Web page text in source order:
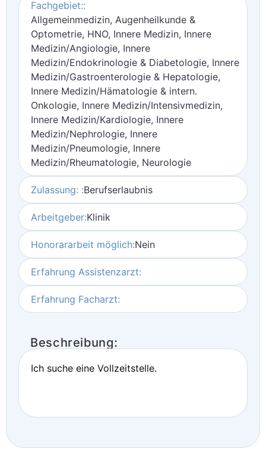
Fachgebiet::
Allgemeinmedizin, Augenheilkunde &
Optometrie, HNO, Innere Medizin, Innere
Medizin/Angiologie, Innere
Medizin/Endokrinologie & Diabetologie, Innere
Medizin/Gastroenterologie & Hepatologie,
Innere Medizin/Hämatologie & intern.
Onkologie, Innere Medizin/Intensivmedizin,
Innere Medizin/Kardiologie, Innere
Medizin/Nephrologie, Innere
Medizin/Pneumologie, Innere
Medizin/Rheumatologie, Neurologie
Zulassung: :Berufserlaubnis
Arbeitgeber:Klinik
Honorararbeit möglich:Nein
Erfahrung Assistenzarzt:
Erfahrung Facharzt:
Beschreibung:
Ich suche eine Vollzeitstelle.